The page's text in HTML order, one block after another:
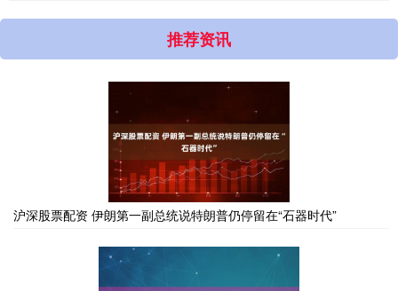
推荐资讯
沪深股票配资 伊朗第一副总统说特朗普仍停留在“石器时代”